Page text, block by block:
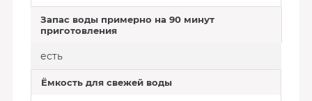
Запас воды примерно на 90 минут
приготовления
есть
Ёмкость для свежей воды